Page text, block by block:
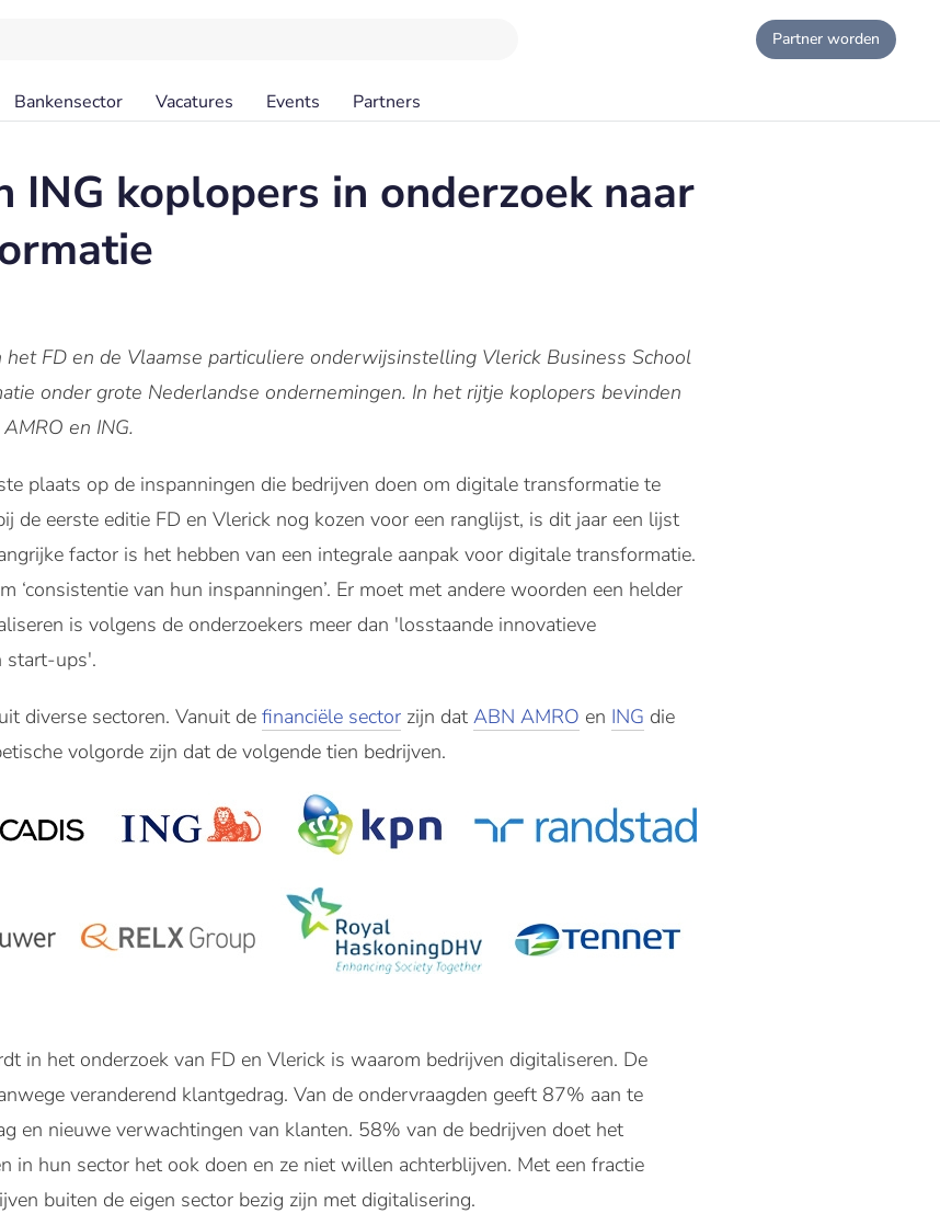
Partner worden
Bankensector Vacatures Events Partners
ING koplopers in onderzoek naar
FD en de Vlaamse particuliere onderwijsinstelling Vlerick Business School
onder grote Nederlandse ondernemingen. In het rijtje koplopers bevinden
en ING.
plaats op de inspanningen die bedrijven doen om digitale transformatie te
de eerste editie FD en Vlerick nog kozen voor een ranglijst, is dit jaar een lijst
factor is het hebben van een integrale aanpak voor digitale transformatie.
‘consistentie van hun inspanningen’. Er moet met andere woorden een helder
is volgens de onderzoekers meer dan 'losstaande innovatieve
start-ups'.
diverse sectoren. Vanuit de financiële sector zijn dat ABN AMRO en ING die
volgorde zijn dat de volgende tien bedrijven.
in het onderzoek van FD en Vlerick is waarom bedrijven digitaliseren. De
veranderend klantgedrag. Van de ondervraagden geeft 87% aan te
en nieuwe verwachtingen van klanten. 58% van de bedrijven doet het
in hun sector het ook doen en ze niet willen achterblijven. Met een fractie
buiten de eigen sector bezig zijn met digitalisering.